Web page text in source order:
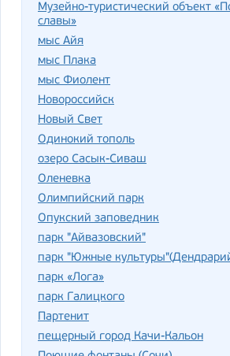
Музейно-туристический объект
славы»
мыс Айя
мыс Плака
мыс Фиолент
Новороссийск
Новый Свет
Одинокий тополь
озеро Сасык-Сиваш
Оленевка
Олимпийский парк
Опукский заповедник
парк "Айвазовский"
парк "Южные
парк «Лога»
парк Галицкого
Партенит
пещерный город Качи-Кальон